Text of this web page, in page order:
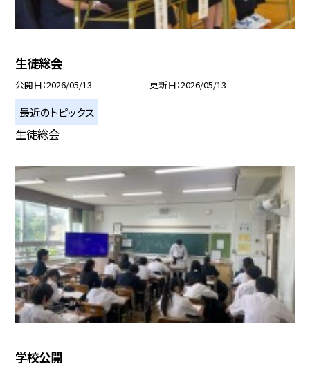
生徒総会
公開日 2026/05/13 更新日 2026/05/13
最近のトピックス
生徒総会
学校公開